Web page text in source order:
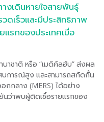
งเดินหายใจสายพันธุ์
ดเร็วและมีประสิทธิภาพ
รกของประเทศเมื่อ
าชาติ หรือ “เมดิคัลฮับ” ส่งผล
บการณ์สูง และสามารถสกัดกั้น
กกลาง (MERS) ได้อย่าง
นว่าพบผู้ติดเชื้อรายแรกของ